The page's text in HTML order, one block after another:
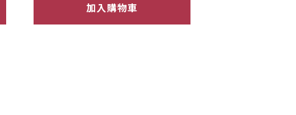
加入購物車